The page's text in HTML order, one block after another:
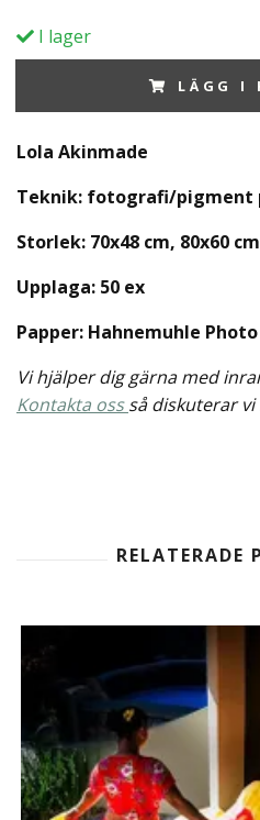
I lager
LÄGG I
Lola Akinmade
Teknik: fotografi/pigment
Storlek: 70x48 cm, 80x60
Upplaga: 50 ex
Papper: Hahnemuhle Photo
Vi hjälper dig gärna med
Kontakta ossså diskuterar